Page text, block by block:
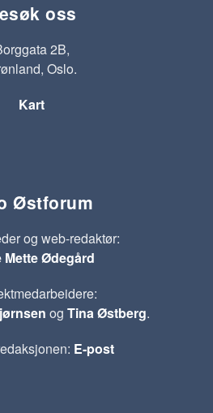
oss
2B,
Oslo.
Kart
Østforum
og web-redaktør:
Mette Ødegård
og Tina Østberg.
E-post